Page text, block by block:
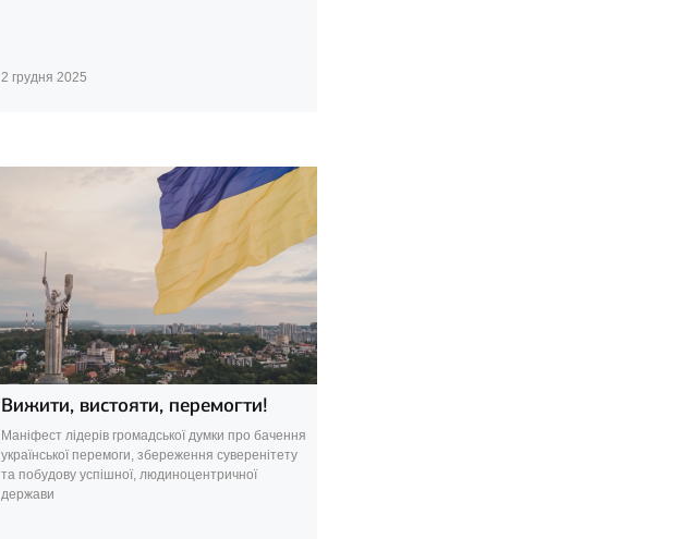
2 грудня 2025
Вижити, вистояти, перемогти!
Маніфест лідерів громадської думки про бачення
української перемоги, збереження суверенітету
та побудову успішної, людиноцентричної
держави